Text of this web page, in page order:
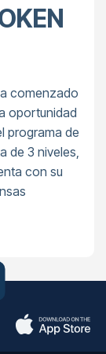
comenzado
oportunidad
programa de
de 3 niveles,
con su